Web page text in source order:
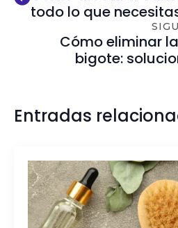
todo lo que
Cómo eliminar
bigote:
Entradas